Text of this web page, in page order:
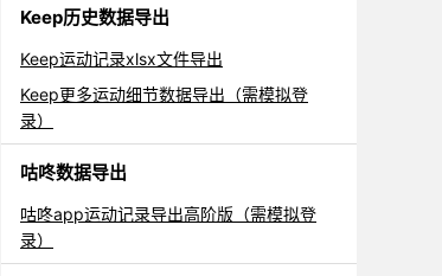
Keep历史数据导出
Keep运动记录xlsx文件导出
Keep更多运动细节数据导出（需模拟登
录）
咕咚数据导出
咕咚app运动记录导出高阶版（需模拟登
录）